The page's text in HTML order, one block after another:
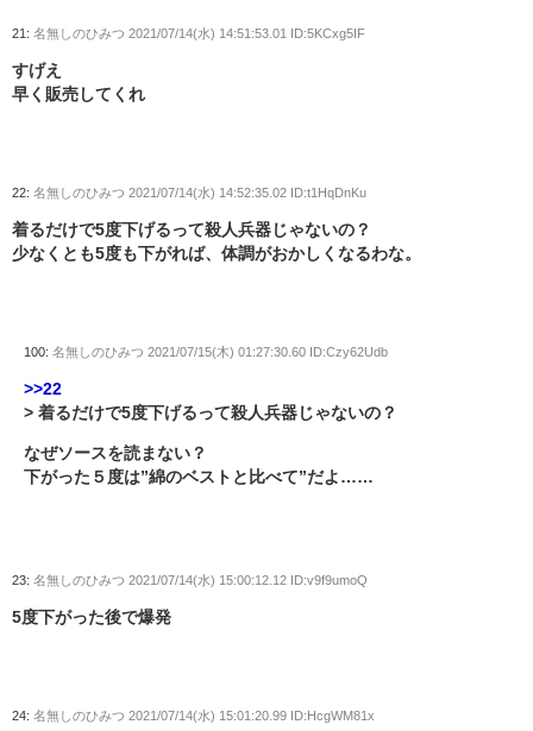
21: 名無しのひみつ 2021/07/14(水) 14:51:53.01 ID:5KCxg5IF
すげえ
早く販売してくれ
22: 名無しのひみつ 2021/07/14(水) 14:52:35.02 ID:t1HqDnKu
着るだけで5度下げるって殺人兵器じゃないの？
少なくとも5度も下がれば、体調がおかしくなるわな。
100: 名無しのひみつ 2021/07/15(木) 01:27:30.60 ID:Czy62Udb
>>22
> 着るだけで5度下げるって殺人兵器じゃないの？
なぜソースを読まない？
下がった５度は”綿のベストと比べて”だよ……
23: 名無しのひみつ 2021/07/14(水) 15:00:12.12 ID:v9f9umoQ
5度下がった後で爆発
24: 名無しのひみつ 2021/07/14(水) 15:01:20.99 ID:HcgWM81x